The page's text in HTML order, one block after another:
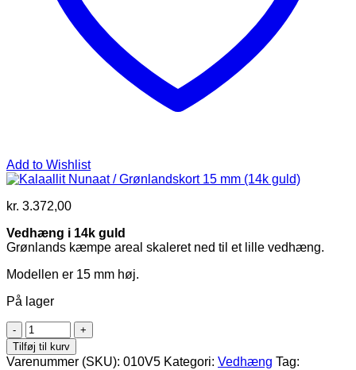
Add to Wishlist
kr. 3.372,00
Vedhæng i 14k guld
Grønlands kæmpe areal skaleret ned til et lille vedhæng.
Modellen er 15 mm høj.
På lager
Kalaallit
Nunaat
/
Tilføj til kurv
Varenummer (SKU): 010V5 Kategori: Vedhæng Tag: